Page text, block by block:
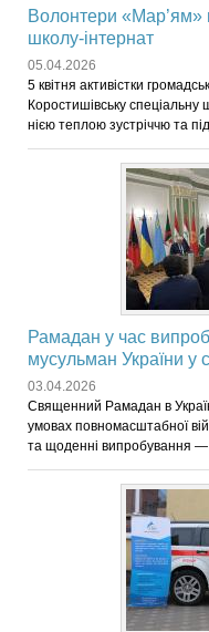
Волонтери «Мар’ям»
школу-інтернат
05.04.2026
5 квітня активістки
Коростишівську
нією теплою зустріччю та
Рамадан у час
мусульман України у
03.04.2026
Священний Рамадан в
умовах повномасштабної
та щоденні випробування —